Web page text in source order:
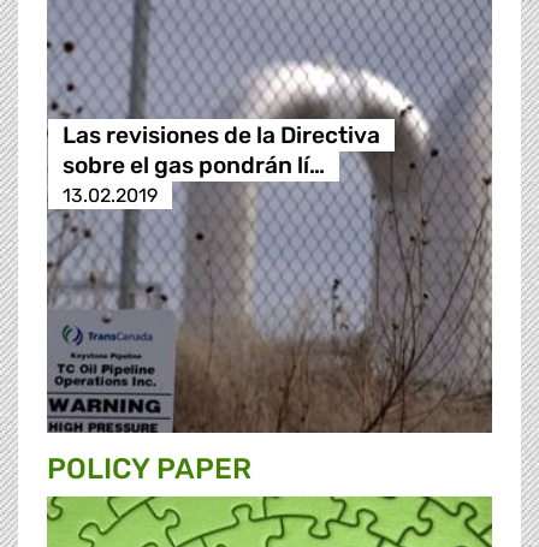
Las revisiones de la Directiva
sobre el gas pondrán lí…
13.02.2019
POLICY PAPER